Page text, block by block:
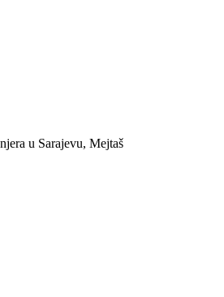
u Sarajevu, Mejtaš